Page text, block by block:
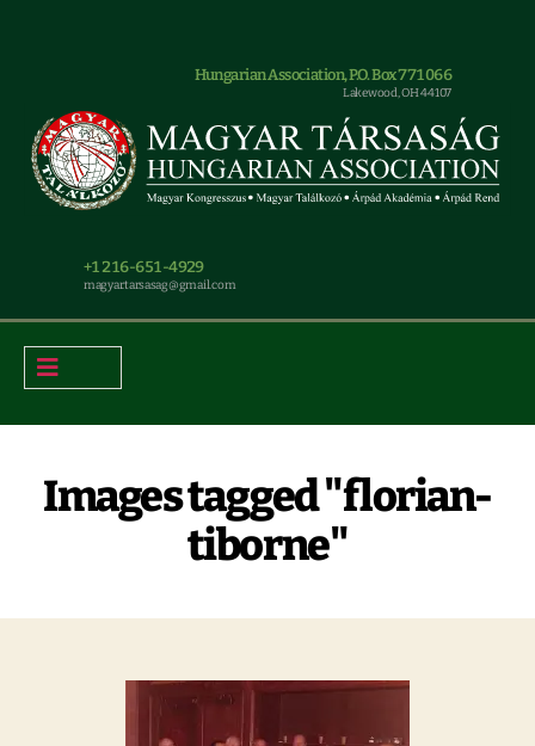
Hungarian Association, P.O. Box 771066
Lakewood, OH 44107
+1 216-651-4929
magyar.tarsasag@gmail.com
Images tagged "florian-
tiborne"